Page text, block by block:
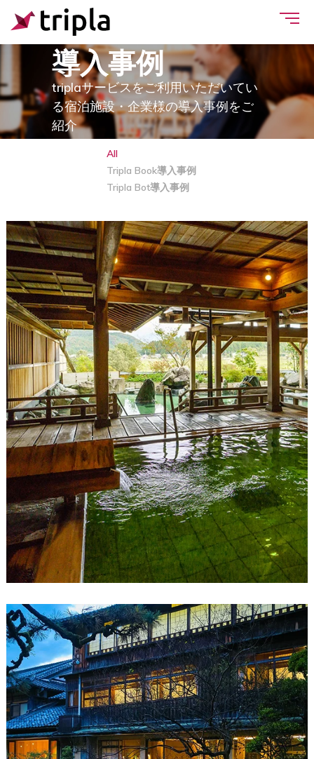
導入事例
triplaサービスをご利用いただいてい
る宿泊施設・企業様の導入事例をご
紹介
All
Tripla Book導入事例
Tripla Bot導入事例